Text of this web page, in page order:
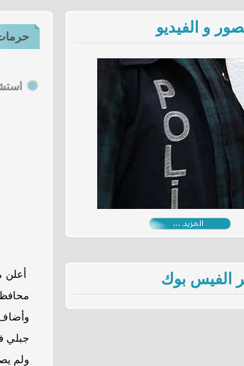
أعلن
جبلي
ولم
و الفيديو
الفيس بوك